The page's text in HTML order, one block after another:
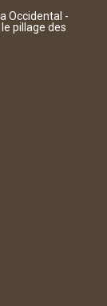
Occidental -
pillage des